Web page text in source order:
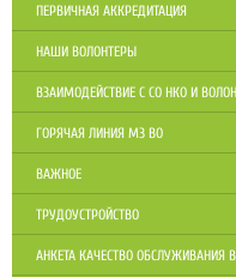
ПЕРВИЧНАЯ АККРЕДИТАЦИЯ
НАШИ ВОЛОНТЕРЫ
ВЗАИМОДЕЙСТВИЕ С СО НКО И
ГОРЯЧАЯ ЛИНИЯ МЗ ВО
ВАЖНОЕ
ТРУДОУСТРОЙСТВО
АНКЕТА КАЧЕСТВО ОБСЛУЖИВАНИЯ